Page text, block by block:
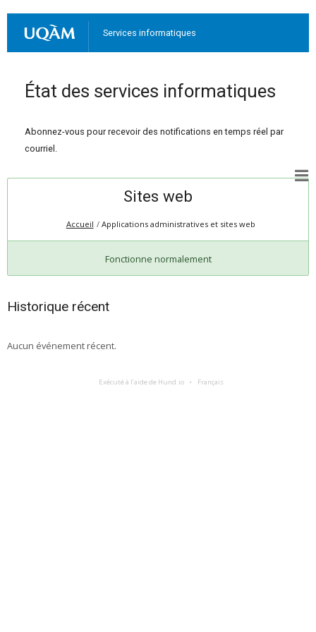
Services informatiques
État des services informatiques
Abonnez-vous pour recevoir des notifications en temps réel par
courriel.
Sites web
Accueil Applications administratives et sites web
Fonctionne normalement
Historique récent
Aucun événement récent.
Exécuté à l’aide de Hund.io Français